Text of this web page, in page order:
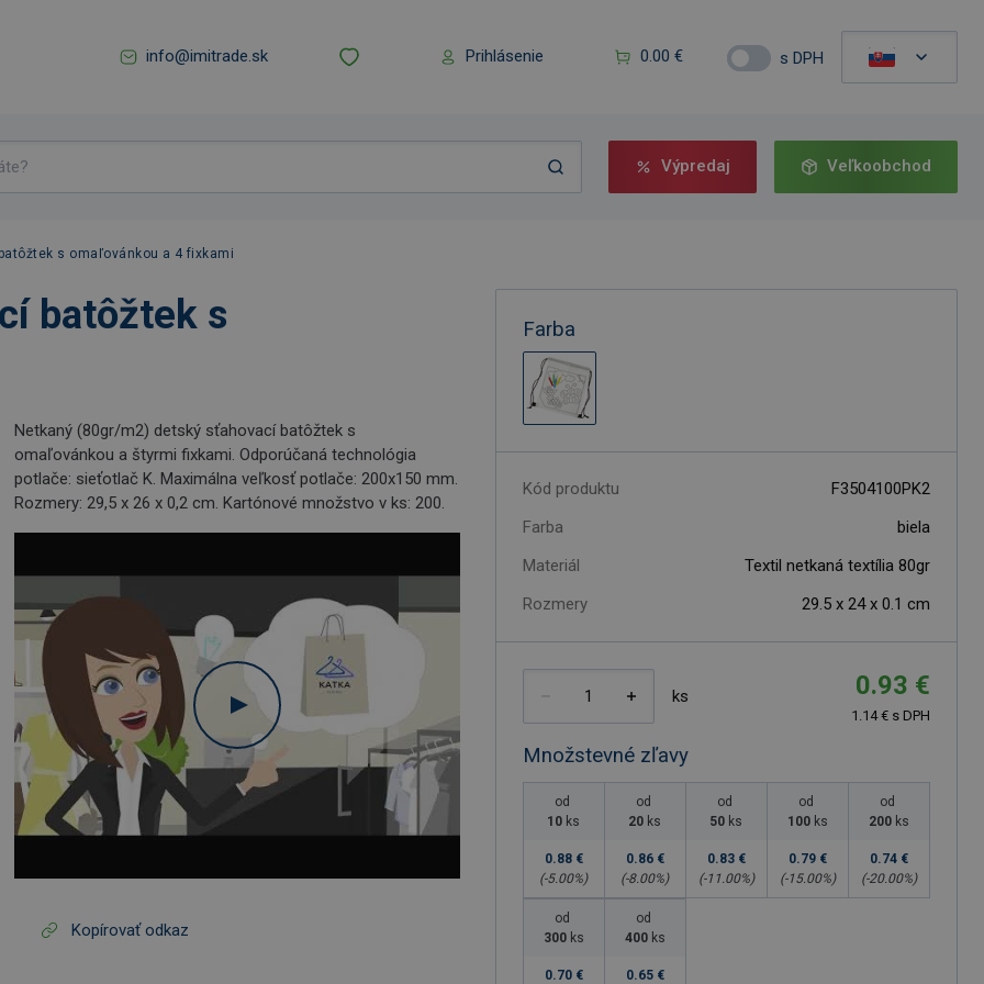
info@imitrade.sk Prihlásenie 0.00 € s DPH
Výpredaj Veľkoobchod
s omaľovánkou a 4 fixkami
batôžtek s
Netkaný (80gr/m2) detský sťahovací batôžtek s
omaľovánkou a štyrmi fixkami. Odporúčaná technológia
potlače: sieťotlač K. Maximálna veľkosť potlače: 200x150 mm.
Rozmery: 29,5 x 26 x 0,2 cm. Kartónové množstvo v ks: 200.
Kopírovať odkaz
Farba
Kód produktu
F3504100PK2
Farba
biela
Materiál
Textil netkaná textília 80gr
Rozmery
29.5 x 24 x 0.1 cm
ks 0.93 €
1.14 € s DPH
Množstevné zľavy
od
10 ks
0.88 €
(-5.00%)
od
20 ks
0.86 €
(-8.00%)
od
50 ks
0.83 €
(-11.00%)
od
100 ks
0.79 €
(-15.00%)
od
200 ks
0.74 €
(-20.00%)
od
300 ks
0.70 €
od
400 ks
0.65 €